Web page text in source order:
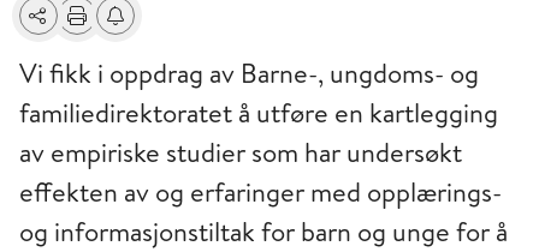
Del Skriv utFå varsel om endringer
Vi fikk i oppdrag av Barne-, ungdoms- og
familiedirektoratet å utføre en kartlegging
av empiriske studier som har undersøkt
effekten av og erfaringer med opplærings-
og informasjonstiltak for barn og unge for å